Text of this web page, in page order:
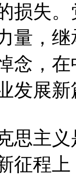
损失
量，
念，
发展新
思主
征程